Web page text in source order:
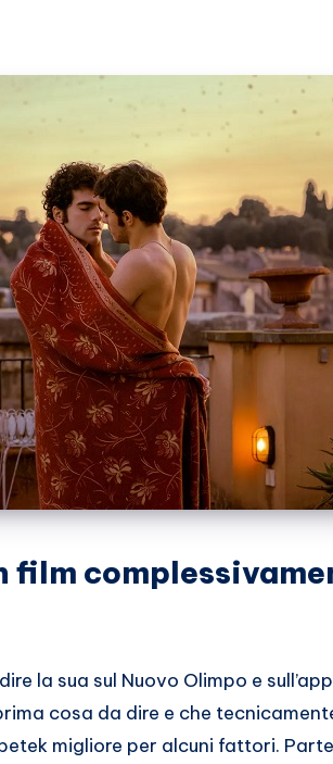
film
la sua sul Nuovo Olimpo e
cosa da dire e che
migliore per alcuni fattori.